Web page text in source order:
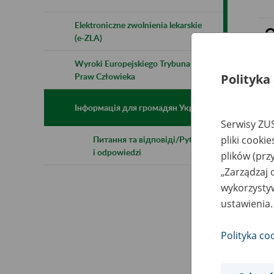
Elektroniczne zwolnienia lekarskie
(e-ZLA)
Wyroki Europejskiego Trybunału
Praw Człowieka
Інформація для громадян України
Питання та відповіді/Pytania
i odpowiedzi
Polityka
Serwisy
pliki
plików
„Zarządzaj
Polityka